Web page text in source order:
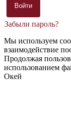
Забыли пароль?
Мы используем
взаимодействие
Продолжая
использованием
Окей